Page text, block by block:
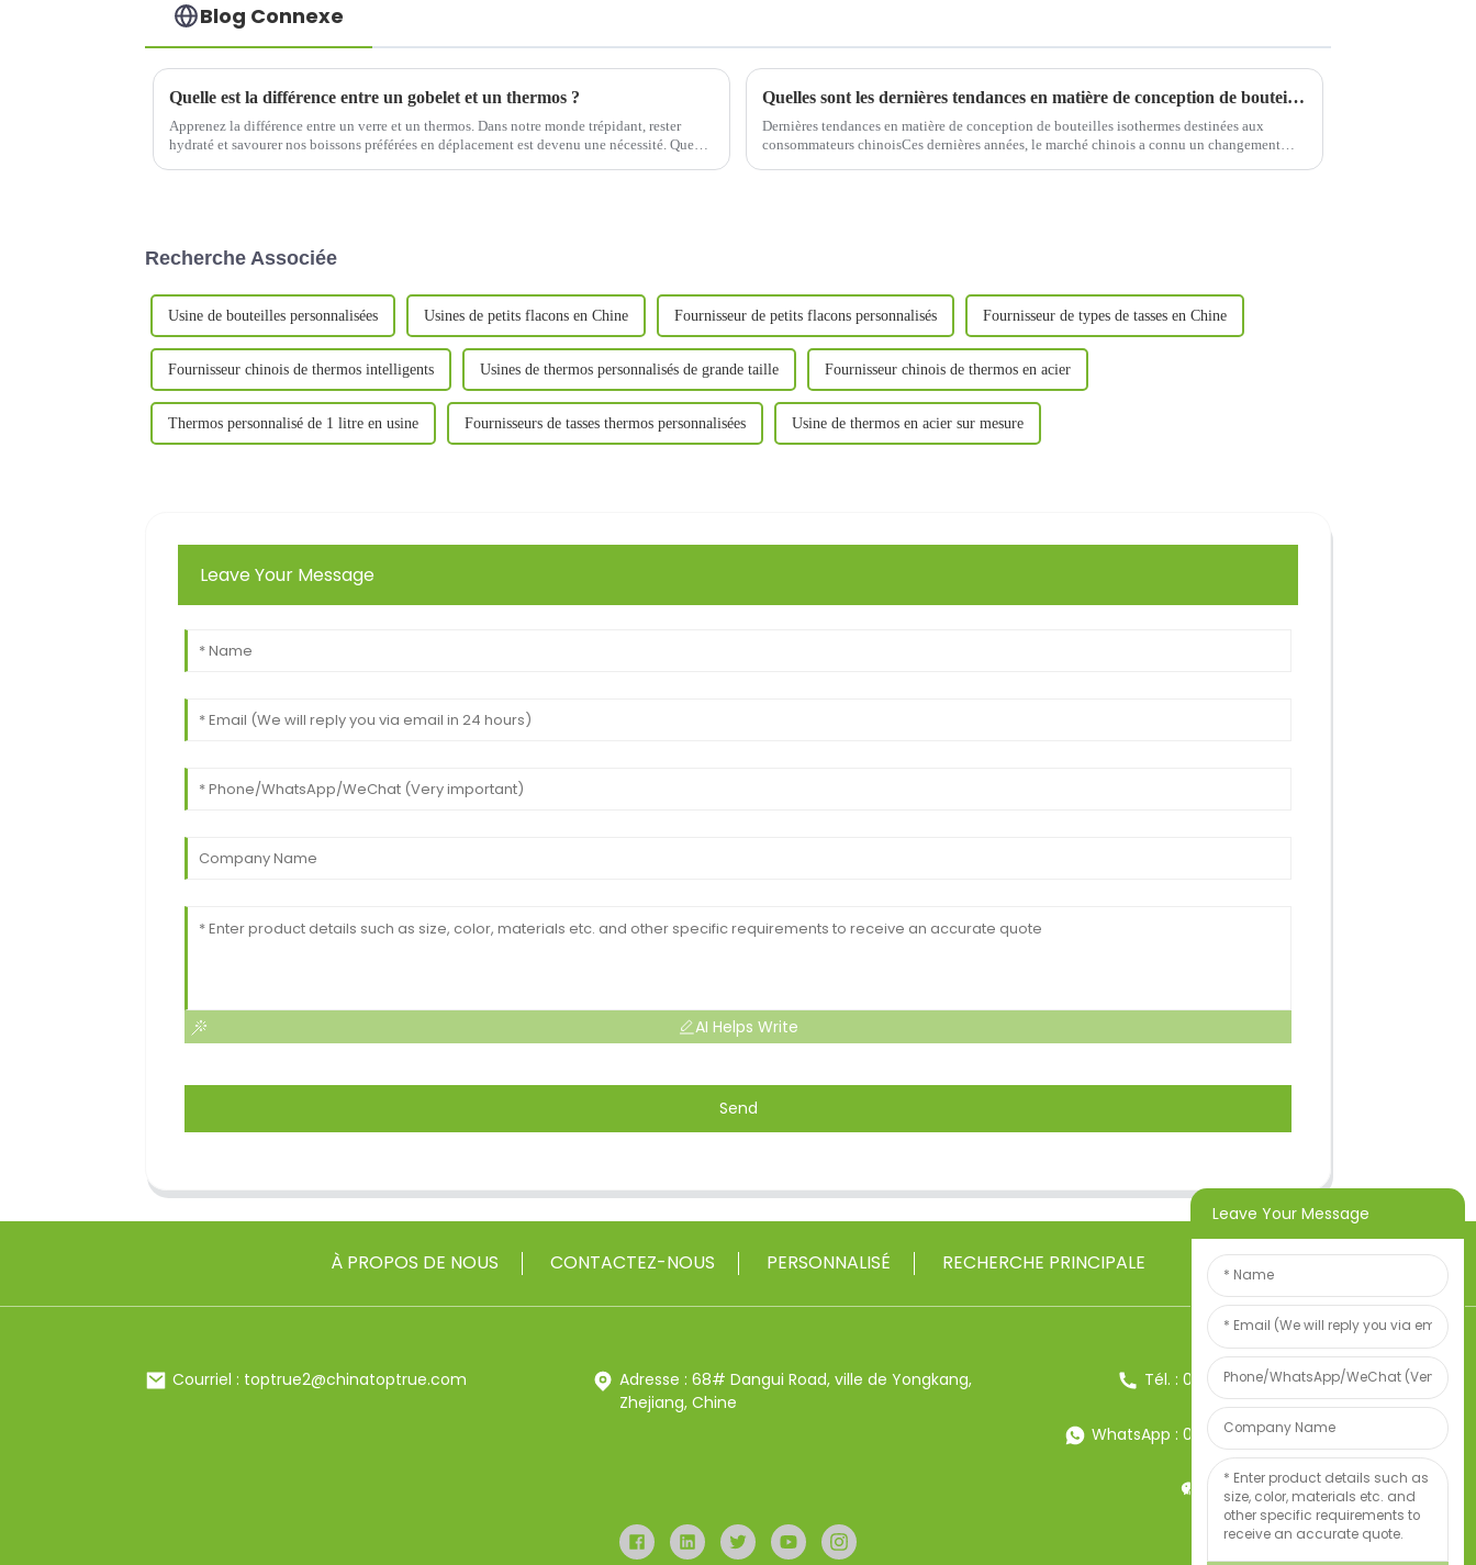
Blog Connexe
Quelle est la différence entre un gobelet et un thermos ?
Apprenez la différence entre un verre et un thermos. Dans notre monde trépidant, rester
hydraté et savourer nos boissons préférées en déplacement est devenu une nécessité. Que
Quelles sont les dernières tendances en matière de conception de bouteilles thermos qui s'adressent aux consommateurs chinois ?
Dernières tendances en matière de conception de bouteilles isothermes destinées aux
consommateurs chinoisCes dernières années, le marché chinois a connu un changement
Recherche Associée
Usine de bouteilles personnalisées Usines de petits flacons en Chine Fournisseur de petits flacons personnalisés Fournisseur de types de tasses en Chine
Fournisseur chinois de thermos intelligents Usines de thermos personnalisés de grande taille Fournisseur chinois de thermos en acier
Thermos personnalisé de 1 litre en usine Fournisseurs de tasses thermos personnalisées Usine de thermos en acier sur mesure
Leave Your Message
AI Helps Write
Send
À PROPOS DE NOUS CONTACTEZ-NOUS PERSONNALISÉ RECHERCHE PRINCIPALE
Courriel : toptrue2@chinatoptrue.com
Adresse : 68# Dangui Road, ville de Yongkang,
Zhejiang, Chine
Tél. : 0086-13857957906
WhatsApp : 0086-13857957906
Poids:34247497
Leave Your Message